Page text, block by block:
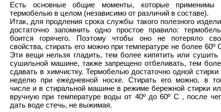
Есть основные общие моменты, которые применимы
термобелью в целом (независимо от различий в составе).
Итак, для продления срока службы такого полезного
достаточно запомнить одно простое правило:
боится горячего. Поэтому чтобы оно не потеряло
свойства, стирать его можно при температуре не более 60º
Эти вещи нельзя гладить, тем более кипятить или сушить
сушильной машине, также запрещено отбеливать, тем
сдавать в химчистку. Термобелью достаточно одной стирки
неделю при ежедневной носке. Стирать его можно, в
числе и в стиральной машине в режиме бережной стирки
вручную при температуре воды от 40º до 60º C , после
дать воде стечь, не выжимая.